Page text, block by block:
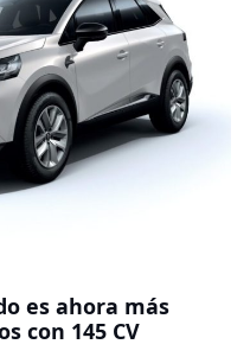
es ahora más
con 145 CV